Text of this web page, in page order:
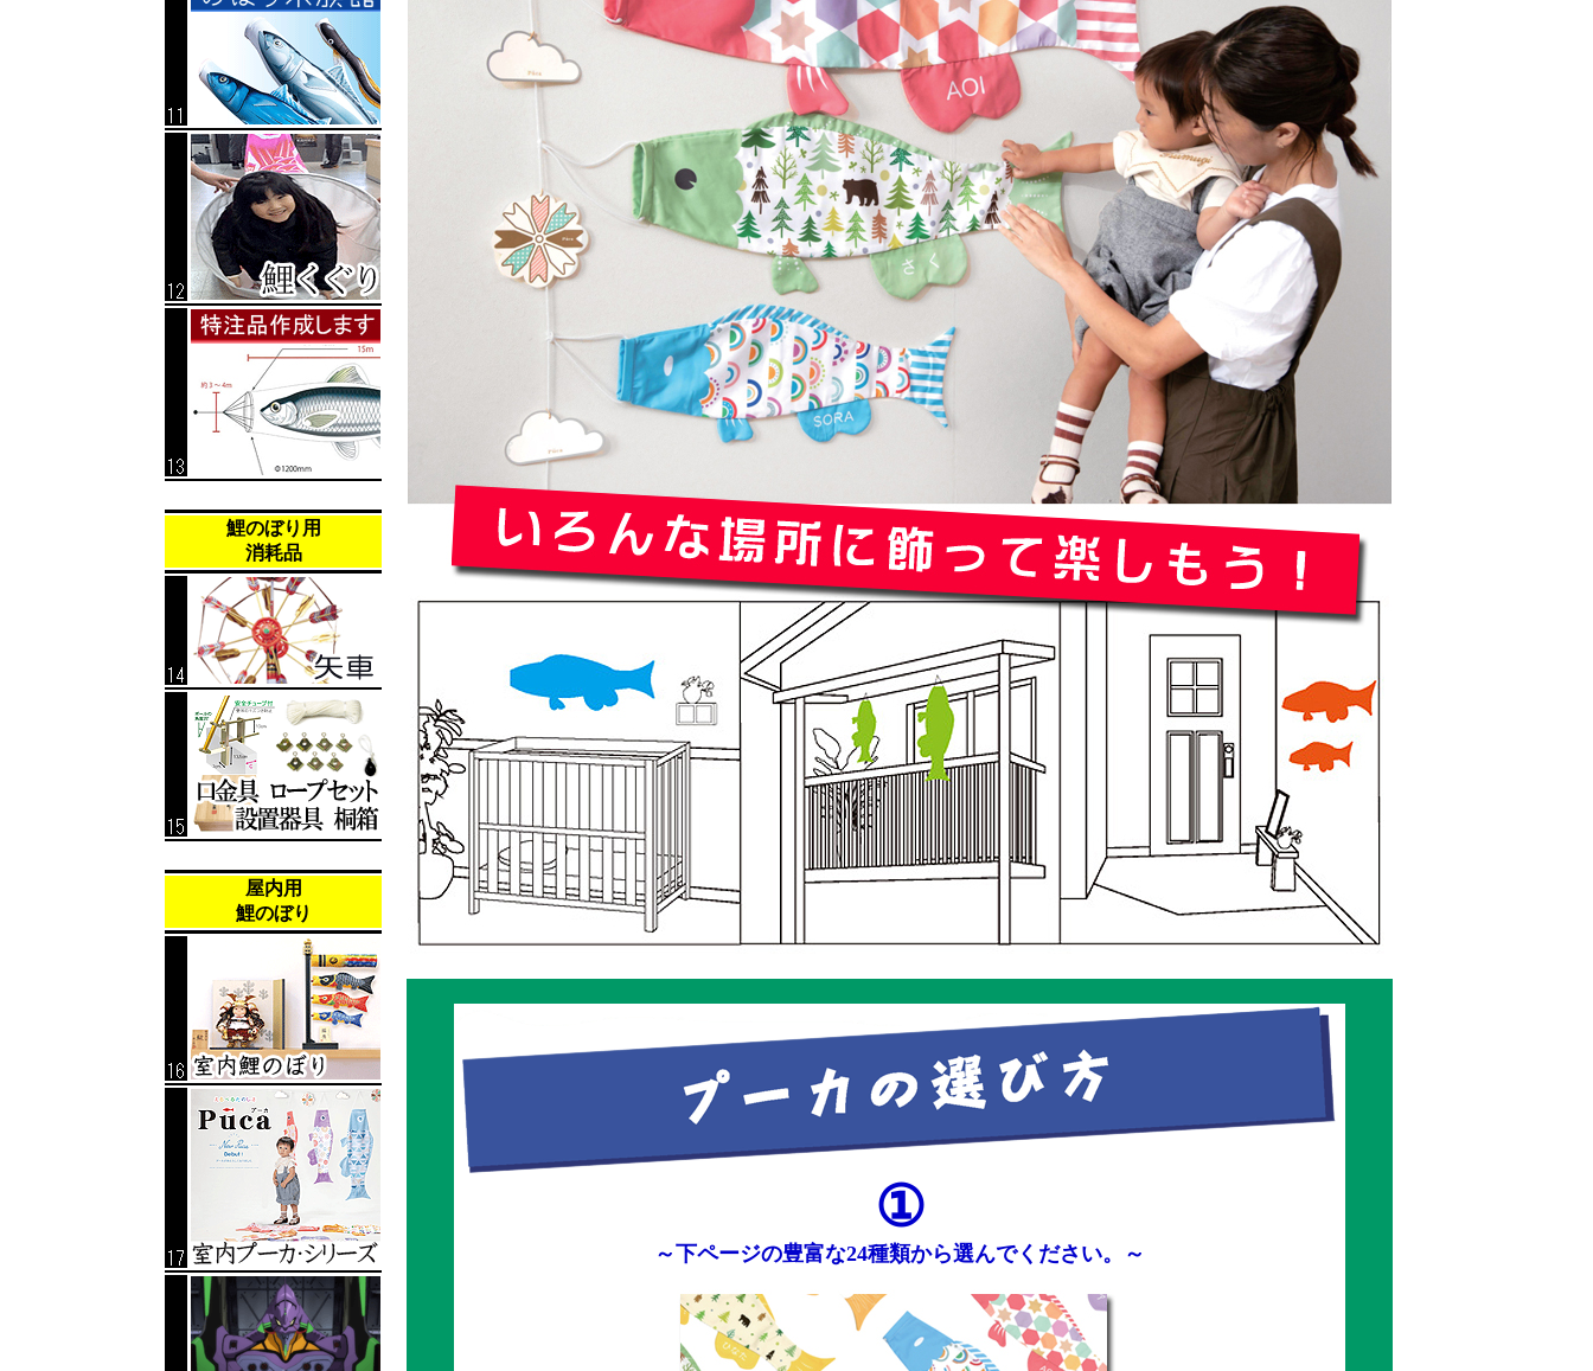
鯉のぼり用
消耗品
屋内用
鯉のぼり
①
～下ページの豊富な24種類から選んでください。～